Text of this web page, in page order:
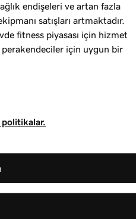
endişeleri ve artan fazla
satışları artmaktadır.
fitness piyasası için hizmet
için uygun bir